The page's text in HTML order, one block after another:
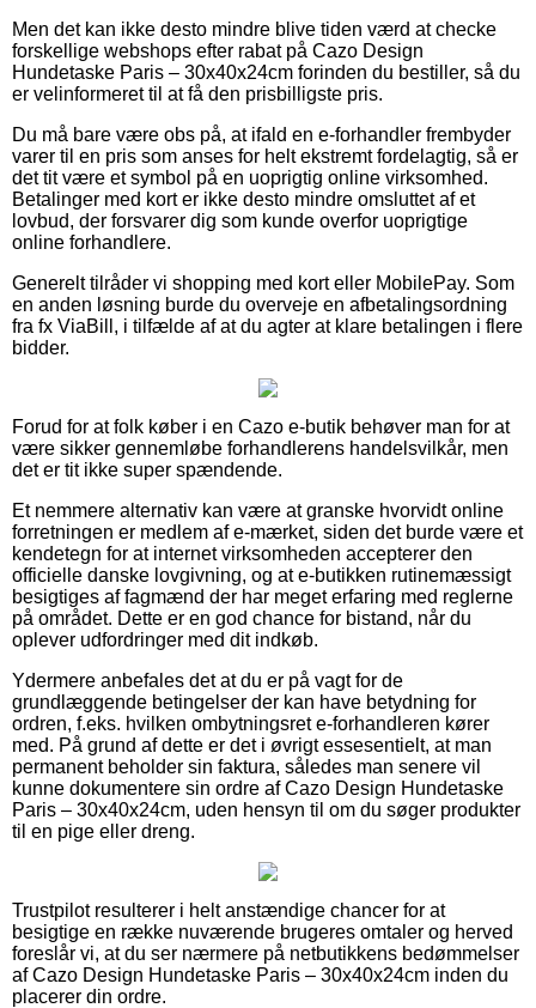
Men det kan ikke desto mindre blive tiden værd at checke
forskellige webshops efter rabat på Cazo Design
Hundetaske Paris – 30x40x24cm forinden du bestiller, så du
er velinformeret til at få den prisbilligste pris.
Du må bare være obs på, at ifald en e-forhandler frembyder
varer til en pris som anses for helt ekstremt fordelagtig, så er
det tit være et symbol på en uoprigtig online virksomhed.
Betalinger med kort er ikke desto mindre omsluttet af et
lovbud, der forsvarer dig som kunde overfor uoprigtige
online forhandlere.
Generelt tilråder vi shopping med kort eller MobilePay. Som
en anden løsning burde du overveje en afbetalingsordning
fra fx ViaBill, i tilfælde af at du agter at klare betalingen i flere
bidder.
Forud for at folk køber i en Cazo e-butik behøver man for at
være sikker gennemløbe forhandlerens handelsvilkår, men
det er tit ikke super spændende.
Et nemmere alternativ kan være at granske hvorvidt online
forretningen er medlem af e-mærket, siden det burde være et
kendetegn for at internet virksomheden accepterer den
officielle danske lovgivning, og at e-butikken rutinemæssigt
besigtiges af fagmænd der har meget erfaring med reglerne
på området. Dette er en god chance for bistand, når du
oplever udfordringer med dit indkøb.
Ydermere anbefales det at du er på vagt for de
grundlæggende betingelser der kan have betydning for
ordren, f.eks. hvilken ombytningsret e-forhandleren kører
med. På grund af dette er det i øvrigt essesentielt, at man
permanent beholder sin faktura, således man senere vil
kunne dokumentere sin ordre af Cazo Design Hundetaske
Paris – 30x40x24cm, uden hensyn til om du søger produkter
til en pige eller dreng.
Trustpilot resulterer i helt anstændige chancer for at
besigtige en række nuværende brugeres omtaler og herved
foreslår vi, at du ser nærmere på netbutikkens bedømmelser
af Cazo Design Hundetaske Paris – 30x40x24cm inden du
placerer din ordre.